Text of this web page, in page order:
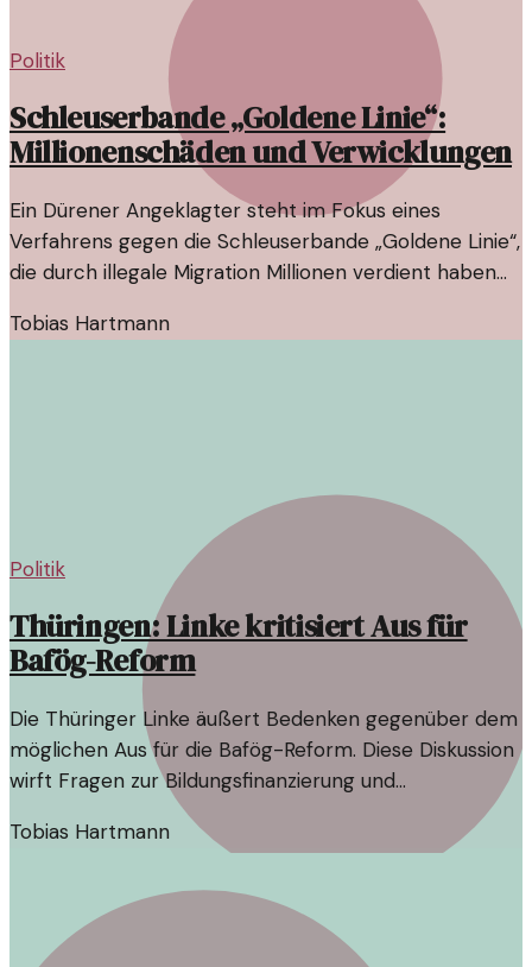
Politik
Schleuserbande „Goldene Linie“:
Millionenschäden und Verwicklungen
Ein Dürener Angeklagter steht im Fokus eines
Verfahrens gegen die Schleuserbande „Goldene Linie“,
die durch illegale Migration Millionen verdient haben
nach den Strukturen hinter dem Handel auf.
Tobias Hartmann
Politik
Thüringen: Linke kritisiert Aus für
Bafög-Reform
Die Thüringer Linke äußert Bedenken gegenüber dem
möglichen Aus für die Bafög-Reform. Diese Diskussion
wirft Fragen zur Bildungsfinanzierung und
Chancengleichheit auf.
Tobias Hartmann